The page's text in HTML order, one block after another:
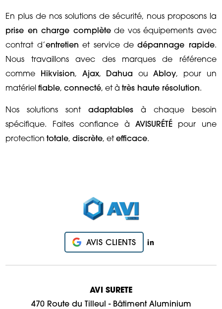
En plus de nos solutions de sécurité, nous proposons la
prise en charge complètede vos équipements avec
contrat d’entretien et service dedépannage rapide.
Nous travaillons avec des marques de référence
comme Hikvision, Ajax, Dahua ouAbloy, pour un
matérielfiable,connecté, et àtrès haute résolution.
Nos solutions sont adaptables à chaque besoin
spécifique. Faites confiance à AVISURÉTÉpour une
protectiontotale,discrète, etefficace.
AVIS CLIENTS
AVI SURETE
470 Route du Tilleul - Bâtiment Aluminium